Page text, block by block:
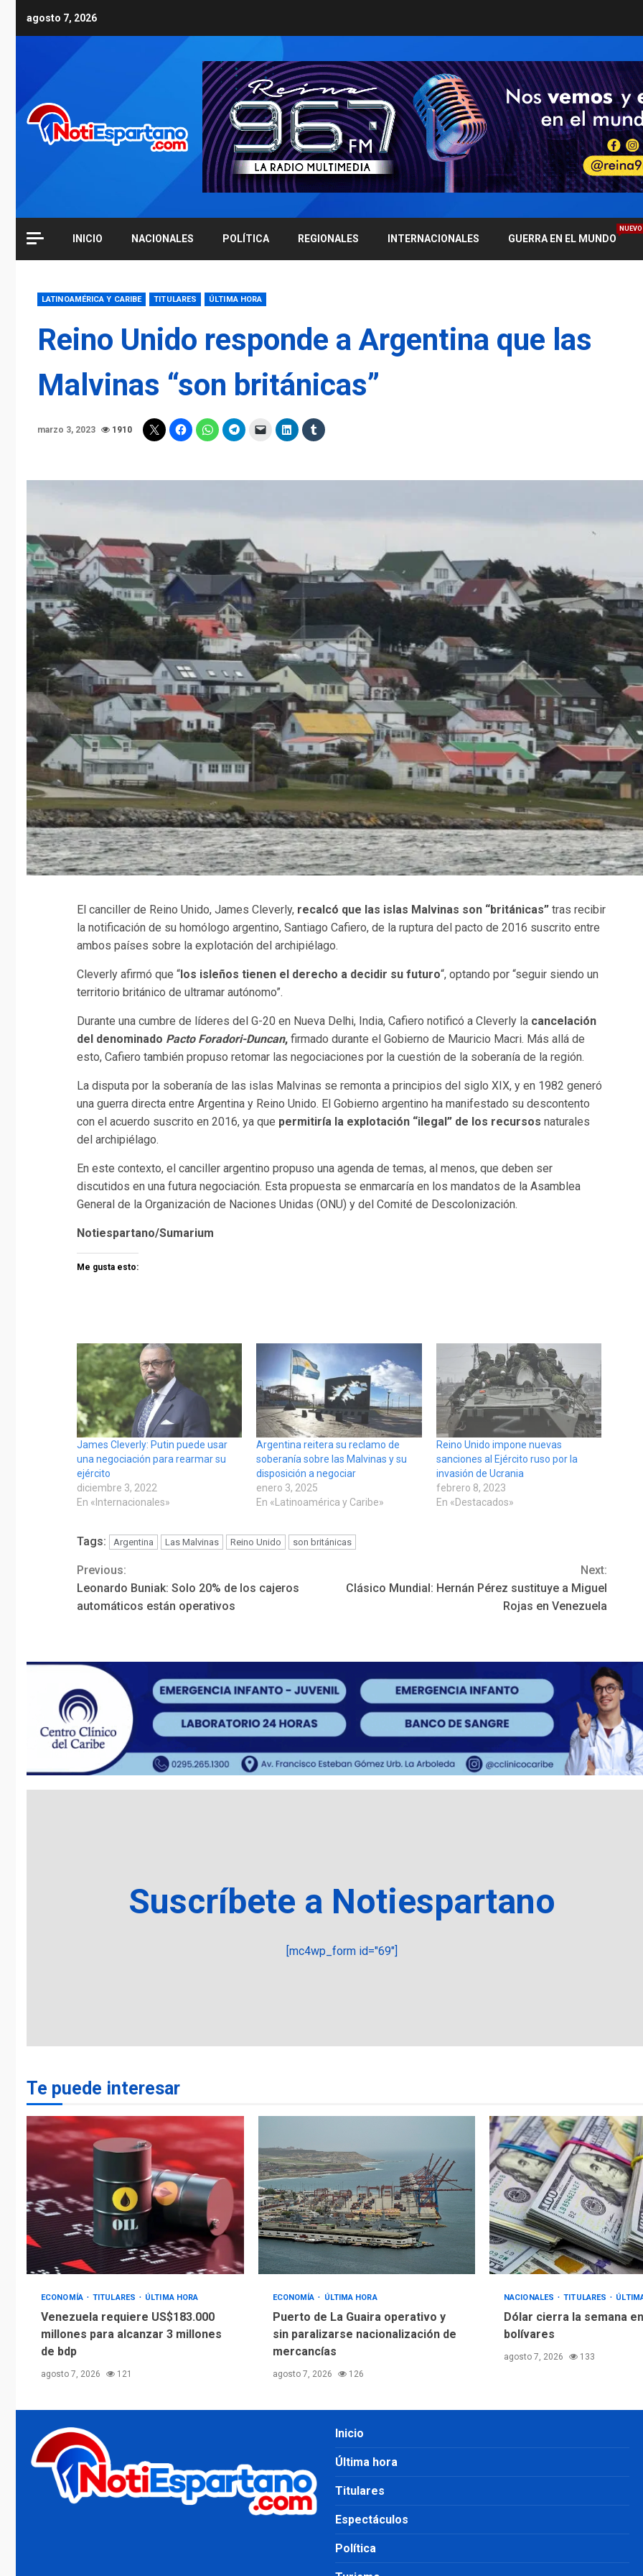
agosto 7, 2026
INICIO NACIONALES POLÍTICA REGIONALES INTERNACIONALES GUERRA EN EL MUNDO
NUEVO
LATINOAMÉRICA Y CARIBE TITULARES ÚLTIMA HORA
Reino Unido responde a Argentina que las
Malvinas “son británicas”
marzo 3, 2023 1910
El canciller de Reino Unido, James Cleverly, recalcó que las islas Malvinas son “británicas” tras recibir
la notificación de su homólogo argentino, Santiago Cafiero, de la ruptura del pacto de 2016 suscrito entre
ambos países sobre la explotación del archipiélago.
Cleverly afirmó que “los isleños tienen el derecho a decidir su futuro“, optando por “seguir siendo un
territorio británico de ultramar autónomo”.
Durante una cumbre de líderes del G-20 en Nueva Delhi, India, Cafiero notificó a Cleverly la cancelación
del denominado Pacto Foradori-Duncan, firmado durante el Gobierno de Mauricio Macri. Más allá de
esto, Cafiero también propuso retomar las negociaciones por la cuestión de la soberanía de la región.
La disputa por la soberanía de las islas Malvinas se remonta a principios del siglo XIX, y en 1982 generó
una guerra directa entre Argentina y Reino Unido. El Gobierno argentino ha manifestado su descontento
con el acuerdo suscrito en 2016, ya que permitiría la explotación “ilegal” de los recursos naturales
del archipiélago.
En este contexto, el canciller argentino propuso una agenda de temas, al menos, que deben ser
discutidos en una futura negociación. Esta propuesta se enmarcaría en los mandatos de la Asamblea
General de la Organización de Naciones Unidas (ONU) y del Comité de Descolonización.
Notiespartano/Sumarium
Me gusta esto:
James Cleverly: Putin puede usar
una negociación para rearmar su
ejército
diciembre 3, 2022
En «Internacionales»
Argentina reitera su reclamo de
soberanía sobre las Malvinas y su
disposición a negociar
enero 3, 2025
En «Latinoamérica y Caribe»
Reino Unido impone nuevas
sanciones al Ejército ruso por la
invasión de Ucrania
febrero 8, 2023
En «Destacados»
Tags: Argentina Las Malvinas Reino Unido son británicas
Continue
Reading
Previous:
Leonardo Buniak: Solo 20% de los cajeros
automáticos están operativos
Next:
Clásico Mundial: Hernán Pérez sustituye a Miguel
Rojas en Venezuela
Suscríbete a Notiespartano
[mc4wp_form id="69"]
Te puede interesar
ECONOMÍA TITULARES ÚLTIMA HORA
Venezuela requiere US$183.000
millones para alcanzar 3 millones
de bdp
agosto 7, 2026 121
ECONOMÍA ÚLTIMA HORA
Puerto de La Guaira operativo y
sin paralizarse nacionalización de
mercancías
agosto 7, 2026 126
NACIONALES TITULARES
Dólar cierra la semana
bolívares
agosto 7, 2026 133
Inicio
Última hora
Titulares
Espectáculos
Política